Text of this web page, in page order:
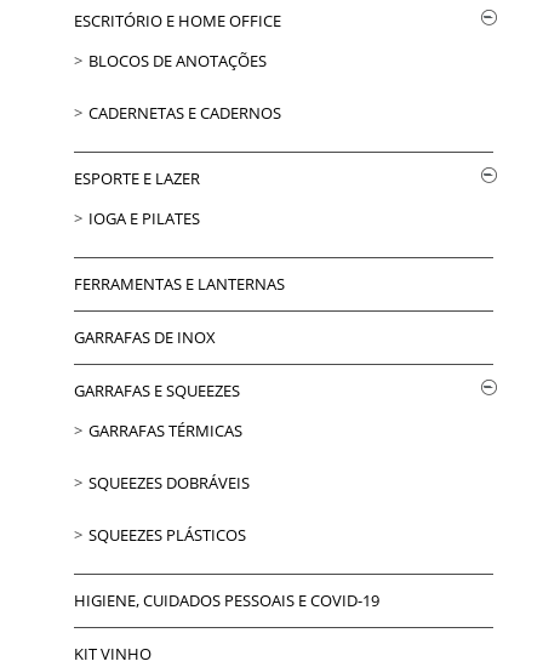
ESCRITÓRIO E HOME OFFICE
BLOCOS DE ANOTAÇÕES
CADERNETAS E CADERNOS
ESPORTE E LAZER
IOGA E PILATES
FERRAMENTAS E LANTERNAS
GARRAFAS DE INOX
GARRAFAS E SQUEEZES
GARRAFAS TÉRMICAS
SQUEEZES DOBRÁVEIS
SQUEEZES PLÁSTICOS
HIGIENE, CUIDADOS PESSOAIS E COVID-19
KIT VINHO